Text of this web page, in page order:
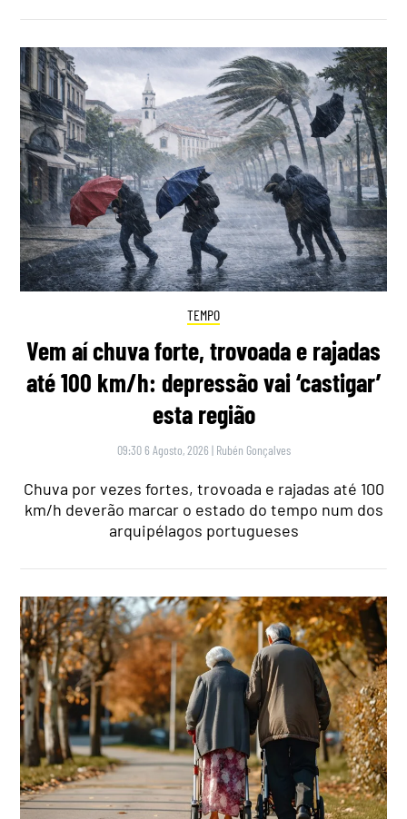
TEMPO
Vem aí chuva forte, trovoada e rajadas
até 100 km/h: depressão vai ‘castigar’
esta região
09:30 6 Agosto, 2026 | Rubén Gonçalves
Chuva por vezes fortes, trovoada e rajadas até 100
km/h deverão marcar o estado do tempo num dos
arquipélagos portugueses